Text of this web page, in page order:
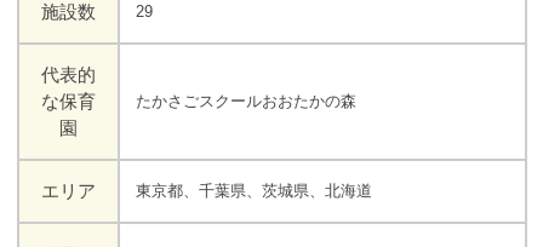
施設数 29
代表的
な保育
園
たかさごスクールおおたかの森
エリア 東京都、千葉県、茨城県、北海道